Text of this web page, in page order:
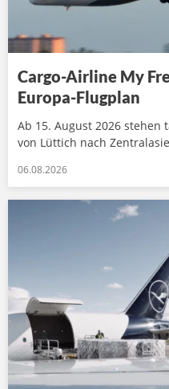
Cargo-Airline My
Europa-Flugplan
Ab 15. August 2026
von Lüttich nach
06.08.2026